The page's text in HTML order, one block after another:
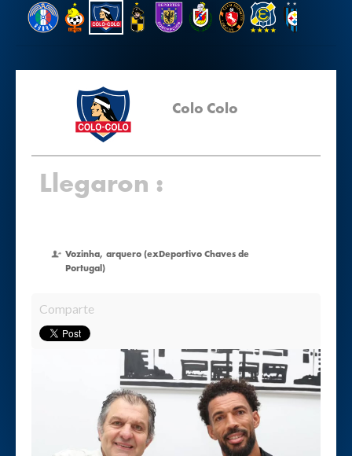
Colo Colo
Llegaron :
Vozinha, arquero (exDeportivo Chaves de
Portugal)
Comparte